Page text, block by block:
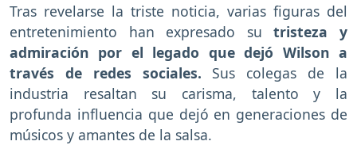
Tras revelarse la triste noticia, varias figuras del
entretenimiento han expresado su tristeza y
admiración por el legado que dejó Wilson a
través de redes sociales. Sus colegas de la
industria resaltan su carisma, talento y la
profunda influencia que dejó en generaciones de
músicos y amantes de la salsa.